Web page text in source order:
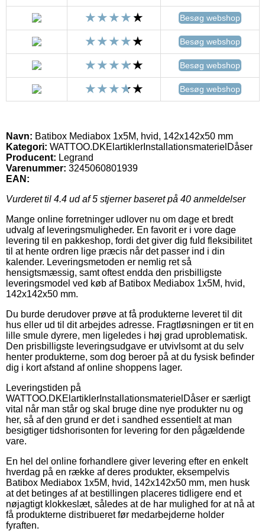
Besøg webshop
Besøg webshop
Besøg webshop
Besøg webshop
Navn: Batibox Mediabox 1x5M, hvid, 142x142x50 mm
Kategori: WATTOO.DKElartiklerInstallationsmaterielDåser
Producent: Legrand
Varenummer: 3245060801939
EAN:
Vurderet til 4.4 ud af 5 stjerner baseret på 40 anmeldelser
Mange online forretninger udlover nu om dage et bredt
udvalg af leveringsmuligheder. En favorit er i vore dage
levering til en pakkeshop, fordi det giver dig fuld fleksibilitet
til at hente ordren lige præcis når det passer ind i din
kalender. Leveringsmetoden er nemlig ret så
hensigtsmæssig, samt oftest endda den prisbilligste
leveringsmodel ved køb af Batibox Mediabox 1x5M, hvid,
142x142x50 mm.
Du burde derudover prøve at få produkterne leveret til dit
hus eller ud til dit arbejdes adresse. Fragtløsningen er tit en
lille smule dyrere, men ligeledes i høj grad uproblematisk.
Den prisbilligste leveringsudgave er utvivlsomt at du selv
henter produkterne, som dog beroer på at du fysisk befinder
dig i kort afstand af online shoppens lager.
Leveringstiden på
WATTOO.DKElartiklerInstallationsmaterielDåser er særligt
vital når man står og skal bruge dine nye produkter nu og
her, så af den grund er det i sandhed essentielt at man
besigtiger tidshorisonten for levering for den pågældende
vare.
En hel del online forhandlere giver levering efter en enkelt
hverdag på en række af deres produkter, eksempelvis
Batibox Mediabox 1x5M, hvid, 142x142x50 mm, men husk
at det betinges af at bestillingen placeres tidligere end et
nøjagtigt klokkeslæt, således at de har mulighed for at nå at
få produkterne distribueret før medarbejderne holder
fyraften.